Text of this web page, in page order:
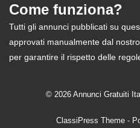
Come funziona?
Tutti gli annunci pubblicati su
approvati manualmente dal
per garantire il rispetto delle
© 2026 Annunci Gratuiti
ClassiPress Theme -